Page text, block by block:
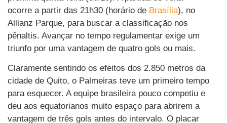
ocorre a partir das 21h30 (horário de Brasília), no
Allianz Parque, para buscar a classificação nos
pênaltis. Avançar no tempo regulamentar exige um
triunfo por uma vantagem de quatro gols ou mais.
Claramente sentindo os efeitos dos 2.850 metros da
cidade de Quito, o Palmeiras teve um primeiro tempo
para esquecer. A equipe brasileira pouco competiu e
deu aos equatorianos muito espaço para abrirem a
vantagem de três gols antes do intervalo. O placar